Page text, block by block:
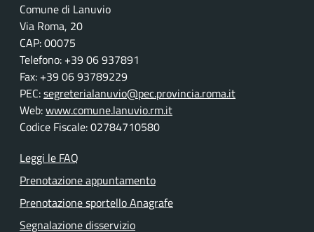
Comune di Lanuvio
Via Roma, 20
CAP: 00075
Telefono: +39 06 937891
Fax: +39 06 93789229
PEC:segreterialanuvio@pec.provincia.roma.it
Web:www.comune.lanuvio.rm.it
Codice Fiscale: 02784710580
Leggi le FAQ
Prenotazione appuntamento
Prenotazione sportello Anagrafe
Segnalazione disservizio